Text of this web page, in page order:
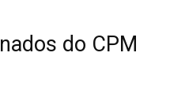
do CPM